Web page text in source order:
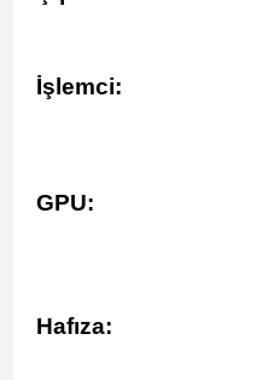
İşlemci:
GPU:
Hafıza: